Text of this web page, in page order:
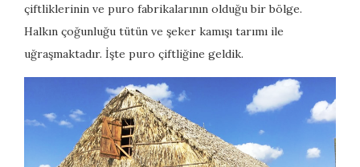
çiftliklerinin ve puro fabrikalarının olduğu bir bölge.
Halkın çoğunluğu tütün ve şeker kamışı tarımı ile
uğraşmaktadır. İşte puro çiftliğine geldik.